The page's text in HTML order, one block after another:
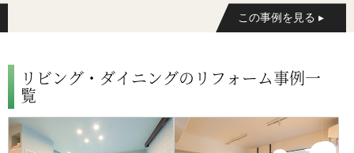
リビング・ダイニングのリフォーム事例一
覧